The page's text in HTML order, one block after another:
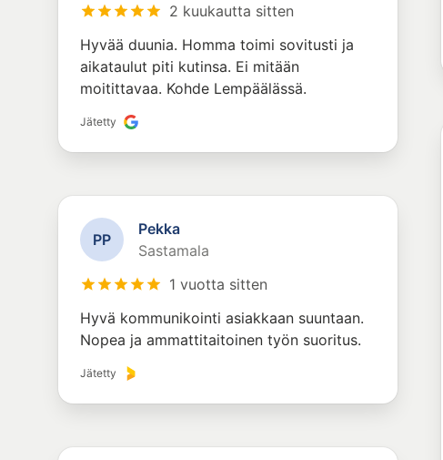
2 kuukautta sitten
Hyvää duunia. Homma toimi sovitusti ja
aikataulut piti kutinsa. Ei mitään
moitittavaa. Kohde Lempäälässä.
Jätetty
PP
Pekka
Sastamala
1 vuotta sitten
Hyvä kommunikointi asiakkaan suuntaan.
Nopea ja ammattitaitoinen työn suoritus.
Jätetty